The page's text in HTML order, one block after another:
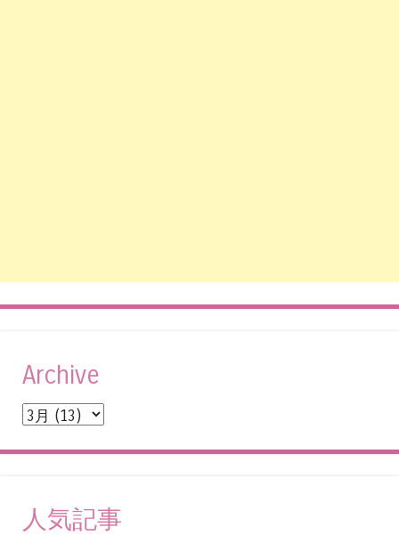
Archive
人気記事